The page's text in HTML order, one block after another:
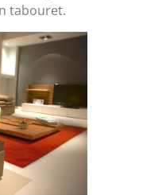
tabouret.